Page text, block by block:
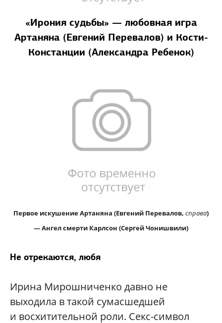
«Ирония судьбы» — любовная игра
Артаняна (Евгений Перевалов) и Кости-
Констанции (Александра Ребенок)
Первое искушение Артаняна (Евгений Перевалов, справа)
— Ангел смерти Карлсон (Сергей Чонишвили)
Не отрекаются, любя
Ирина Мирошниченко давно не
выходила в такой сумасшедшей
и восхитительной роли. Секс-символ